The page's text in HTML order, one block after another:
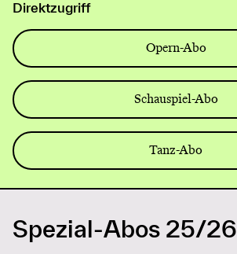
Direktzugriff
Opern-Abo
Schauspiel-Abo
Tanz-Abo
Spezial-Abos 25/26